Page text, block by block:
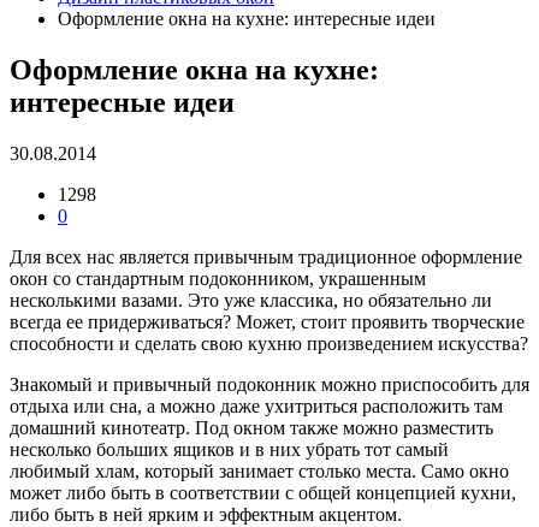
Оформление окна на кухне: интересные идеи
Оформление окна на кухне:
интересные идеи
30.08.2014
1298
0
Для всех нас является привычным традиционное оформление
окон со стандартным подоконником, украшенным
несколькими вазами. Это уже классика, но обязательно ли
всегда ее придерживаться? Может, стоит проявить творческие
способности и сделать свою кухню произведением искусства?
Знакомый и привычный подоконник можно приспособить для
отдыха или сна, а можно даже ухитриться расположить там
домашний кинотеатр. Под окном также можно разместить
несколько больших ящиков и в них убрать тот самый
любимый хлам, который занимает столько места. Само окно
может либо быть в соответствии с общей концепцией кухни,
либо быть в ней ярким и эффектным акцентом.